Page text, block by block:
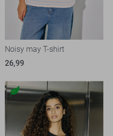
Noisy may T-shirt
26,99